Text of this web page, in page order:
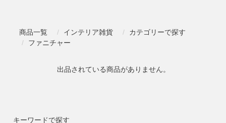
商品一覧 インテリア雑貨
カテゴリーで探す
ファニチャー
出品されている商品がありません。
キーワードで探す